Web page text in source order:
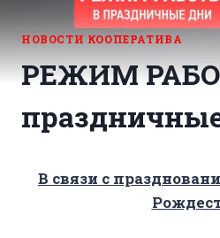
НОВОСТИ КООПЕРАТИВА
РЕЖИМ
В связи с